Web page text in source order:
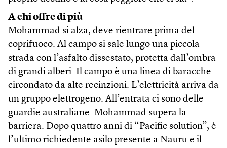
A chi offre di più
Mohammad si alza, deve rientrare prima del
coprifuoco. Al campo si sale lungo una piccola
strada con l’asfalto dissestato, protetta dall’ombra
di grandi alberi. Il campo è una linea di baracche
circondato da alte recinzioni. L’elettricità arriva da
un gruppo elettrogeno. All’entrata ci sono delle
guardie australiane. Mohammad supera la
barriera. Dopo quattro anni di “Pacific solution”, è
l’ultimo richiedente asilo presente a Nauru e il